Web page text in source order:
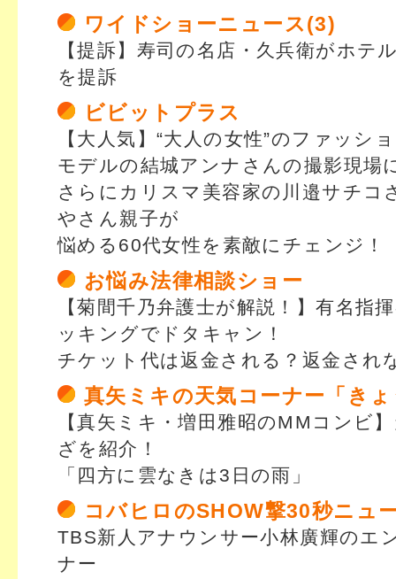
ワイドショーニュース(3)
【提訴】寿司の名店・久兵衛がホテ
を提訴
ビビットプラス
【大人気】“大人の女性”のファッシ
モデルの結城アンナさんの撮影現場
さらにカリスマ美容家の川邉サチコ
やさん親子が
悩める60代女性を素敵にチェンジ！
お悩み法律相談ショー
【菊間千乃弁護士が解説！】有名指
ッキングでドタキャン！
チケット代は返金される？返金され
真矢ミキの天気コーナー「き
【真矢ミキ・増田雅昭のMMコンビ
ざを紹介！
「四方に雲なきは3日の雨」
コバヒロのSHOW撃30秒ニュ
TBS新人アナウンサー小林廣輝のエ
ナー